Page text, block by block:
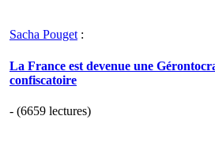
Sacha Pouget :
La France est devenue une
confiscatoire
- (6659 lectures)